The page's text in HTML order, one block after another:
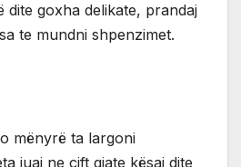
dite goxha delikate, prandaj
te mundni shpenzimet.
mënyrë ta largoni
juaj ne çift gjate kësaj dite